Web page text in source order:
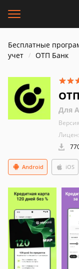
Бесплатные
учет
ОТП Банк
Для
Android iOS